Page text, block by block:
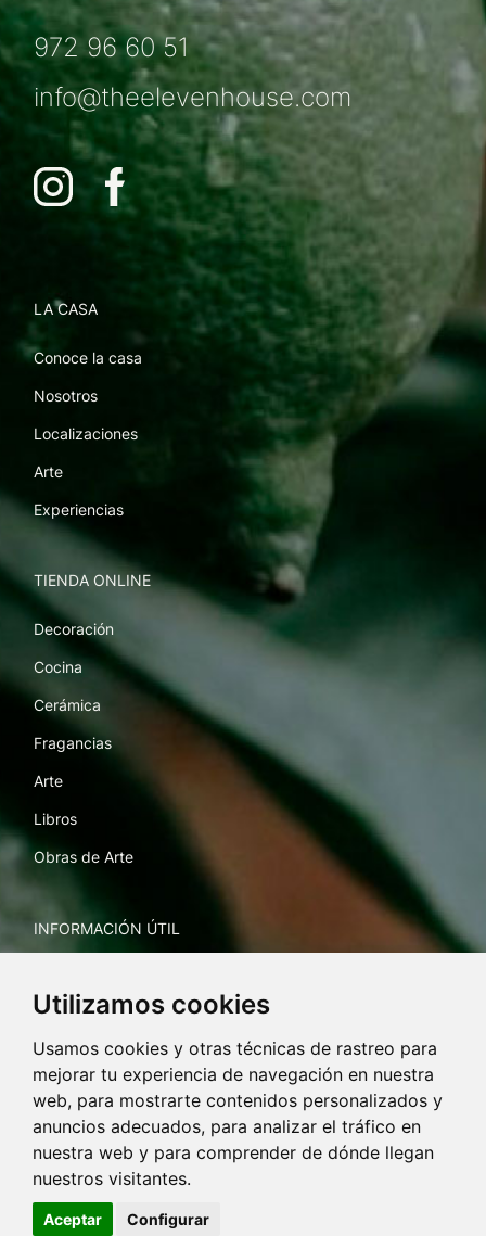
Utilizamos cookies
Usamos cookies y otras técnicas de rastreo para
mejorar tu experiencia de navegación en nuestra
web, para mostrarte contenidos personalizados y
anuncios adecuados, para analizar el tráfico en
nuestra web y para comprender de dónde llegan
nuestros visitantes.
Aceptar Configurar
972 96 60 51
info@theelevenhouse.com
LA CASA
Conoce la casa
Nosotros
Localizaciones
Arte
Experiencias
TIENDA ONLINE
Decoración
Cocina
Cerámica
Fragancias
Arte
Libros
Obras de Arte
INFORMACIÓN ÚTIL
Envío de obras de arte
TEXTOS LEGALES
Aviso legal y política de privacidad
Política de cookies
Condiciones generales